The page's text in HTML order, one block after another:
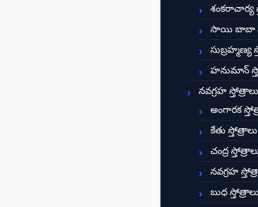
శంకరాచార్య
సాయి బాబా
సుబ్రహ్మణ్య
హనుమాన్
నవగ్రహ స్తోత్రాలు
అంగారక
కేతు స్తోత్రాలు
చంద్ర
నవగ్రహ
బుధ స్తోత్రాలు